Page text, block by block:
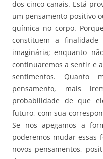
dos cinco canais. Está
um pensamento positivo
química no corpo.
constituem a
imaginária; enquanto
continuaremos a sentir e
sentimentos. Quanto
pensamento, mais
probabilidade de que
futuro, com sua
Se nos apegamos a
poderemos mudar essas
novos pensamentos,